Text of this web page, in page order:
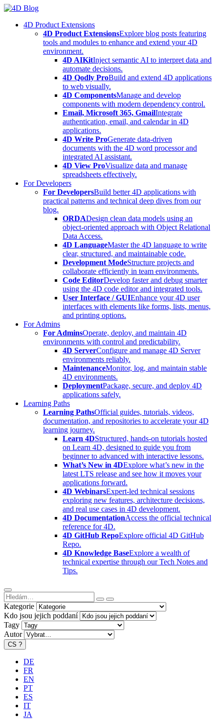
Skip
content4D Product Extensions
4D Product ExtensionsExplore blog posts featuring
tools and modules to enhance and extend your 4D
environment.
4D AIKitInject semantic AI to interpret data and
automate decisions.
4D Qodly ProBuild and extend 4D applications
to web visually.
4D ComponentsManage and develop
components with modern dependency control.
Email, Microsoft 365, GmailIntegrate
authentication, email, and calendar in 4D
applications.
4D Write ProGenerate data-driven
documents with the 4D word processor and
integrated AI assistant.
4D View ProVisualize data and manage
spreadsheets effectively.
For Developers
For DevelopersBuild better 4D applications with
practical patterns and technical deep dives from our
blog.
ORDADesign clean data models using an
object-oriented approach with Object Relational
Data Access.
4D LanguageMaster the 4D language to write
clear, structured, and maintainable code.
Development ModeStructure projects and
collaborate efficiently in team environments.
Code EditorDevelop faster and debug smarter
using the 4D code editor and integrated tools.
User Interface / GUIEnhance your 4D user
interfaces with elements like forms, lists, menus,
and printing options.
For Admins
For AdminsOperate, deploy, and maintain 4D
environments with control and predictability.
4D ServerConfigure and manage 4D Server
environments reliably.
MaintenanceMonitor, log, and maintain stable
4D environments.
DeploymentPackage, secure, and deploy 4D
applications safely.
Learning Paths
Learning PathsOfficial guides, tutorials, videos,
documentation, and repositories to accelerate your 4D
learning journey.
Learn 4DStructured, hands-on tutorials hosted
on Learn 4D, designed to guide you from
beginner to advanced with interactive lessons.
What’s New in 4DExplore what’s new in the
latest LTS release and see how it moves your
applications forward.
4D WebinarsExpert-led technical sessions
exploring new features, architecture decisions,
and real use cases in 4D development.
4D DocumentationAccess the official technical
reference for 4D.
4D GitHub RepoExplore official 4D GitHub
Repo.
4D Knowledge BaseExplore a wealth of
technical expertise through our Tech Notes and
Tips.
Kategorie
Kdo jsou jejich poddaní
Tagy
Autor
CS ?
DE
FR
EN
PT
ES
IT
JA